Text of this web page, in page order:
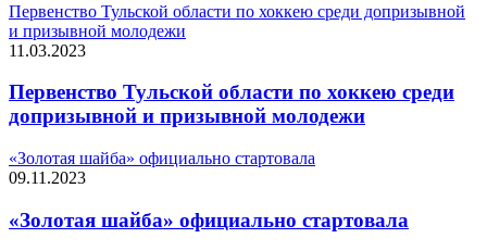
Первенство Тульской области по хоккею среди допризывной
и призывной молодежи
11.03.2023
Первенство Тульской области по хоккею среди
допризывной и призывной молодежи
«Золотая шайба» официально стартовала
09.11.2023
«Золотая шайба» официально стартовала